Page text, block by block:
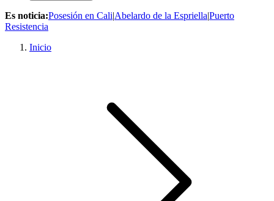
Es noticia:Posesión en Cali|Abelardo de la Espriella|Puerto
Resistencia
Inicio